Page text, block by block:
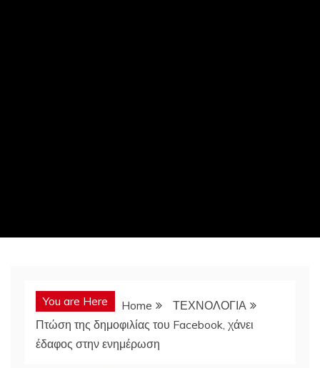
You are Here Home
ΤΕΧΝΟΛΟΓΙΑ
Πτώση της δημοφιλίας του Facebook, χάνει
έδαφος στην ενημέρωση